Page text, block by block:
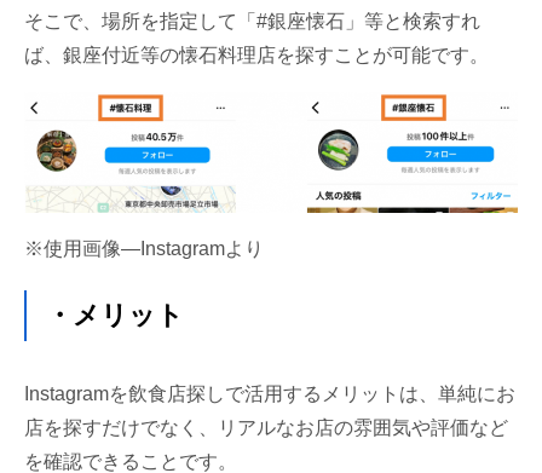
そこで、場所を指定して「#銀座懐石」等と検索すれ
ば、銀座付近等の懐石料理店を探すことが可能です。
※使用画像―Instagramより
・メリット
Instagramを飲食店探しで活用するメリットは、単純にお
店を探すだけでなく、リアルなお店の雰囲気や評価など
を確認できることです。